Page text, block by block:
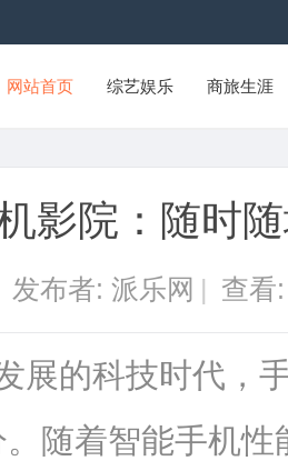
网站首页 综艺娱乐 商旅生涯
影院：随时
发布者: 派乐网 | 查
展的科技时代，
随着智能手机